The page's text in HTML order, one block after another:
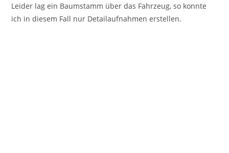
Leider lag ein Baumstamm über das Fahrzeug, so konnte
ich in diesem Fall nur Detailaufnahmen erstellen.